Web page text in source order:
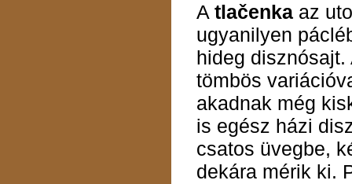
A tlačenkaaz
ugyanilyen
hideg
tömbös
akadnak még
is egész házi
csatos üvegbe,
dekára mérik ki.